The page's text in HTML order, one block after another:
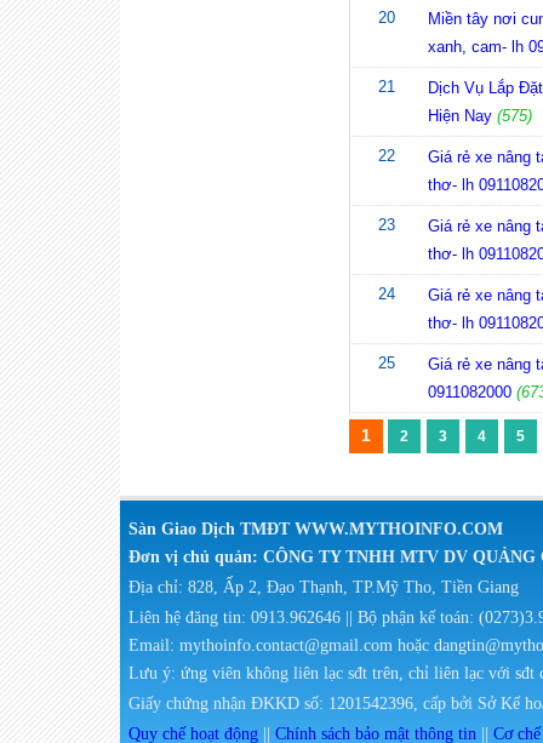
20
Miền tây nơi
xanh, cam- lh
21
Dịch Vụ Lắp
Hiện Nay (575)
22
Giá rẻ xe nâng
thơ- lh
23
Giá rẻ xe nâng
thơ- lh
24
Giá rẻ xe nâng
thơ- lh
25
Giá rẻ xe nâng
0911082000
1 2 3 4 5
Sàn Giao Dịch TMĐT WWW.MYTHOINFO.COM
Đơn vị chủ quản: CÔNG TY TNHH MTV DV QUẢNG
Địa chỉ: 828, Ấp 2, Đạo Thạnh, TP.Mỹ Tho, Tiền Giang
Liên hệ đăng tin: 0913.962646 || Bộ phận kế toán:
Email: mythoinfo.contact@gmail.com hoặc
Lưu ý: ứng viên không liên lạc sđt trên, chỉ liên lạc với sđt
Giấy chứng nhận ĐKKD số: 1201542396, cấp bởi Sở Kế
Quy chế hoạt động
Chính sách bảo mật thông tin Cơ